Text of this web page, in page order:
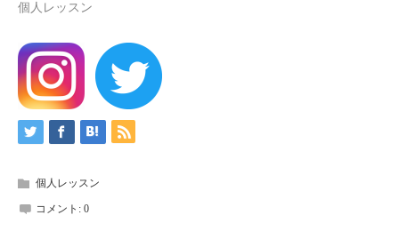
個人レッスン
個人レッスン
コメント: 0